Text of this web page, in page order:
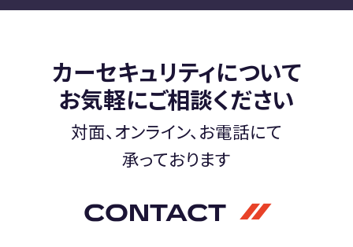
カーセキュリティについて
お気軽にご相談ください
対面、オンライン、お電話にて
承っております
CONTACT